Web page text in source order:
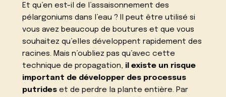
Et qu’en est-il de l’assaisonnement des
pélargoniums dans l’eau ? Il peut être utilisé si
vous avez beaucoup deboutures et que vous
souhaitez qu’elles développent rapidement des
racines. Mais n’oubliez pas qu’avec cette
technique de propagation, il existe un risque
important de développer des processus
putrides et de perdre la plante entière. Par